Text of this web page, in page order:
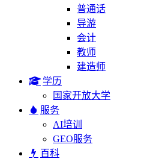
普通话
导游
会计
教师
建造师
学历
国家开放大学
服务
AI培训
GEO服务
百科